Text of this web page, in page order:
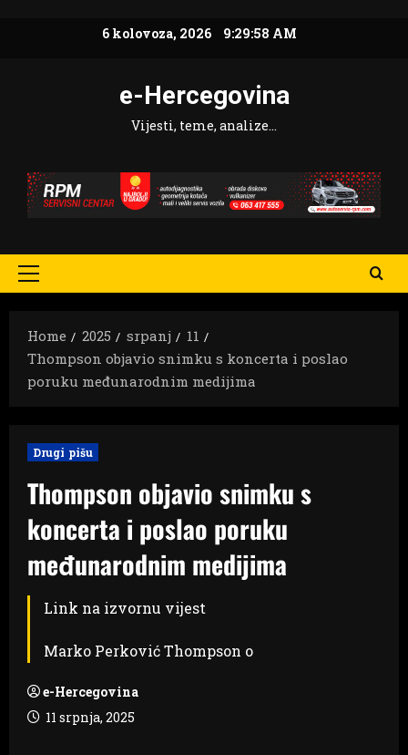
6 kolovoza, 2026 9:29:59 AM
e-Hercegovina
Vijesti, teme, analize…
Primary
Home
2025 srpanj
11
Thompson objavio snimku s koncerta i poslao
poruku međunarodnim medijima
Drugi pišu
Thompson objavio snimku s
koncerta i poslao poruku
međunarodnim medijima
Link na izvornu vijest
Marko Perković Thompson o
e-Hercegovina
11 srpnja, 2025